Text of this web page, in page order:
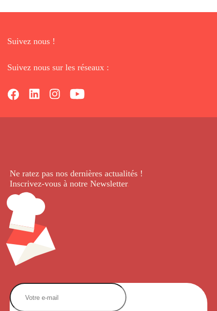
Suivez nous !
Suivez nous sur les réseaux :
Ne ratez pas nos dernières actualités !
Inscrivez-vous à notre Newsletter.